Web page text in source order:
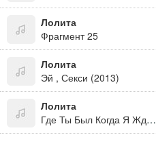
Лолита
Фрагмент 25
Лолита
Эй , Секси (2013)
Лолита
Где Ты Был Когда Я Ждала Где Ты Был Когда Я Не Спала Где Ты Был Когда Слезы Мои Лились До Утра Как Вода Из Ведра.. Слушай Отвали!!